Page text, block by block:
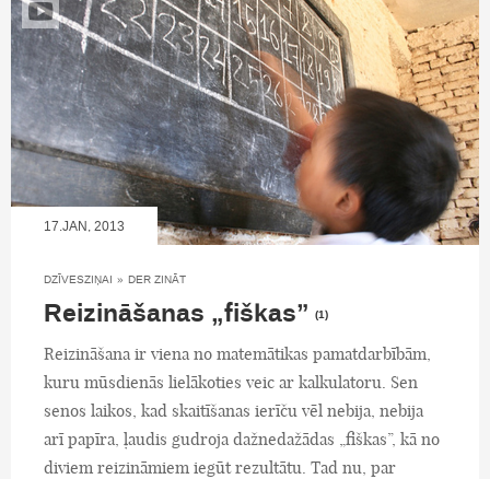
17.JAN, 2013
DZĪVESZIŅAI » DER ZINĀT
Reizināšanas „fiškas” (1)
Reizināšana ir viena no matemātikas pamatdarbībām,
kuru mūsdienās lielākoties veic ar kalkulatoru. Sen
senos laikos, kad skaitīšanas ierīču vēl nebija, nebija
arī papīra, ļaudis gudroja dažnedažādas „fiškas”, kā no
diviem reizināmiem iegūt rezultātu. Tad nu, par